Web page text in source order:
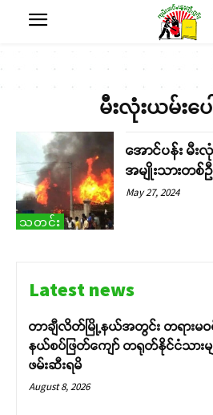
မီးလုံးယမ်းပ
သတင်း
အောင်ပန်း မီး
အမျိုးသားတစ်
May 27, 2024
Latest news
တာချီလိတ်မြို့နယ်အတွင်း တရားမဝ
နယ်စပ်ဖြတ်ကျော် တရုတ်နိုင်ငံသားမျ
ဖမ်းဆီးရမိ
August 8, 2026